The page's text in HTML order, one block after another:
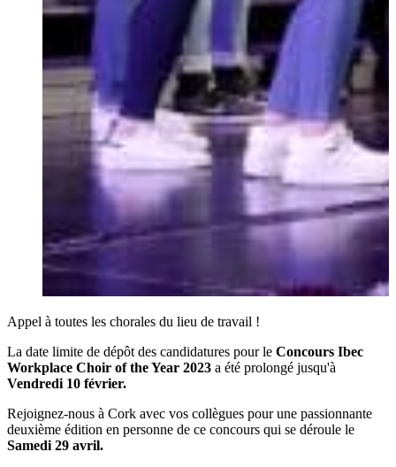
Appel à toutes les chorales du lieu de travail !
La date limite de dépôt des candidatures pour le Concours Ibec
Workplace Choir of the Year 2023 a été prolongé jusqu'à
Vendredi 10 février.
Rejoignez-nous à Cork avec vos collègues pour une passionnante
deuxième édition en personne de ce concours qui se déroule le
Samedi 29 avril.